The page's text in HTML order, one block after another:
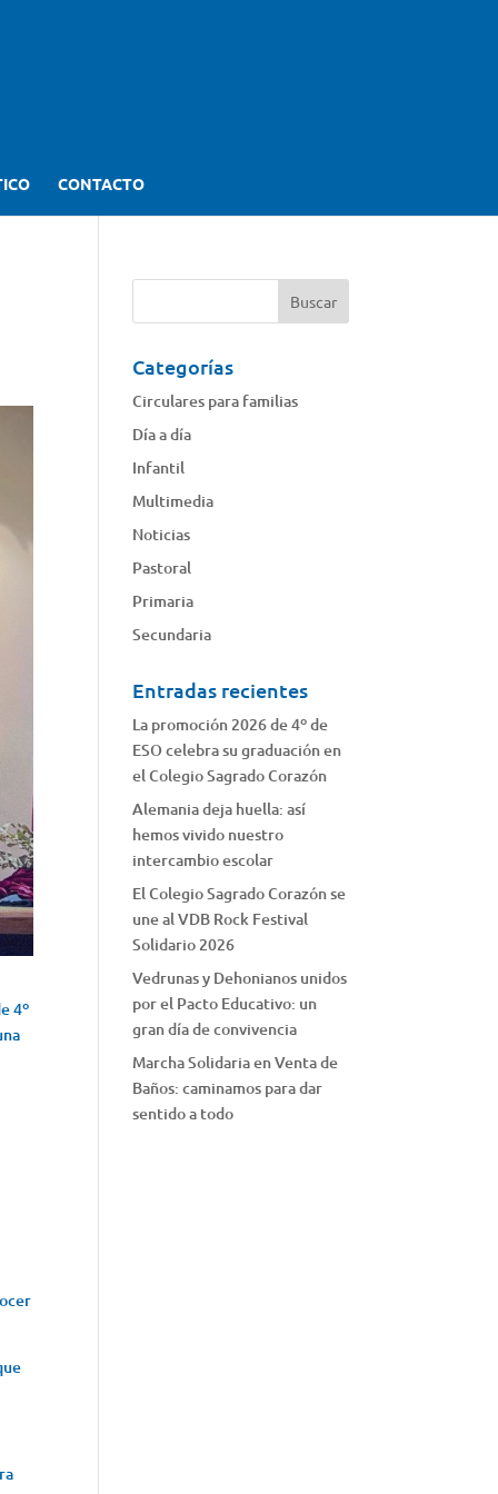
CONTACTO
4º
Categorías
Circulares para familias
Día a día
Infantil
Multimedia
Noticias
Pastoral
Primaria
Secundaria
Entradas recientes
La promoción 2026 de 4º de
ESO celebra su graduación en
el Colegio Sagrado Corazón
Alemania deja huella: así
hemos vivido nuestro
intercambio escolar
El Colegio Sagrado Corazón se
une al VDB Rock Festival
Solidario 2026
Vedrunas y Dehonianos unidos
por el Pacto Educativo: un
gran día de convivencia
Marcha Solidaria en Venta de
Baños: caminamos para dar
sentido a todo